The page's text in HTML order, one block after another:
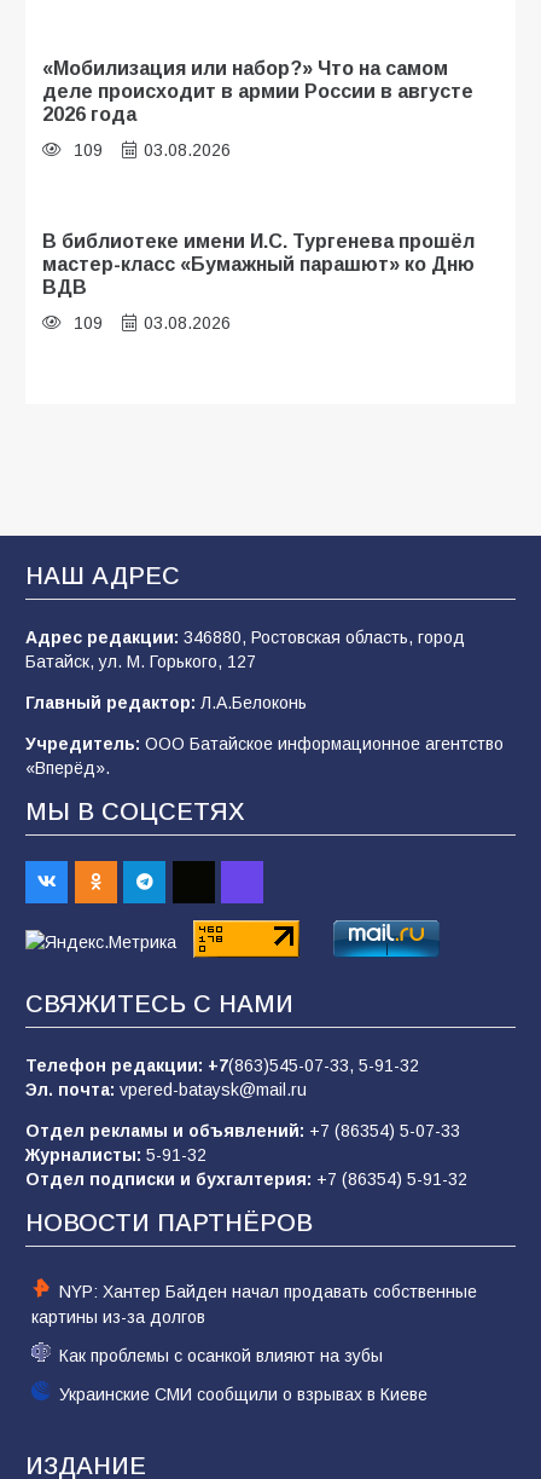
«Мобилизация или набор?» Что на самом
деле происходит в армии России в августе
2026 года
109 03.08.2026
В библиотеке имени И.С. Тургенева прошёл
мастер-класс «Бумажный парашют» ко Дню
ВДВ
109 03.08.2026
В Батайске продолжаются дорожные работы
107 04.08.2026
строительные профессии в ходе
спортивного праздника
90
«Слухами Москву не возьмёшь»: почему
заявления Киева о мобилизации — это
отчаяние, а не разведка
83 02.08.2026
Батайчане вышли в финал Всероссийского
конкурса «Большая перемена»
62 04.08.2026
Командовал боем до последнего: герой
62 05.08.2026
НАШ АДРЕС
Адрес редакции: 346880, Ростовская область, город
Батайск, ул. М. Горького, 127
Главный редактор: Л.А.Белоконь
Учредитель: ООО Батайское информационное агентство
«Вперёд».
МЫ В СОЦСЕТЯХ
СВЯЖИТЕСЬ С НАМИ
Телефон редакции: +7(863)545-07-33, 5-91-32
Эл. почта: vpered-bataysk@mail.ru
Отдел рекламы и объявлений: +7 (86354) 5-07-33
Журналисты: 5-91-32
Отдел подписки и бухгалтерия: +7 (86354) 5-91-32
НОВОСТИ ПАРТНЁРОВ
NYP: Хантер Байден начал продавать собственные
картины из-за долгов
Как проблемы с осанкой влияют на зубы
Украинские СМИ сообщили о взрывах в Киеве
ИЗДАНИЕ